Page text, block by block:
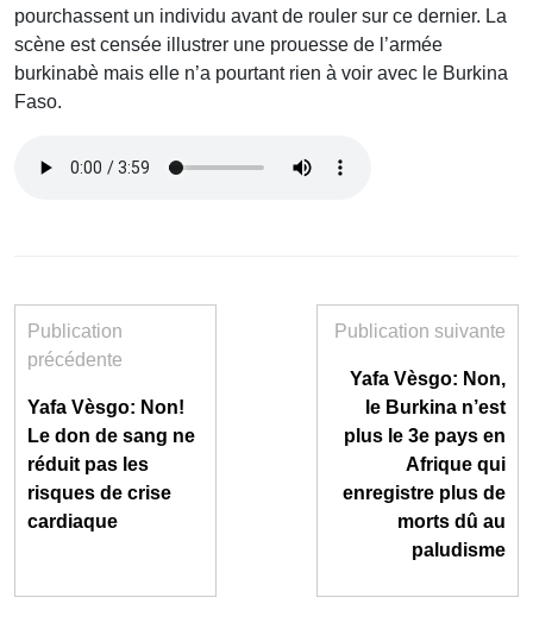
pourchassent un individu avant de rouler sur ce dernier. La
scène est censée illustrer une prouesse de l’armée
burkinabè mais elle n’a pourtant rien à voir avec le Burkina
Faso.
Publication
précédente
Yafa Vèsgo: Non!
Le don de sang ne
réduit pas les
risques de crise
cardiaque
Publication suivante
Yafa Vèsgo: Non,
le Burkina n’est
plus le 3e pays en
Afrique qui
enregistre plus de
morts dû au
paludisme